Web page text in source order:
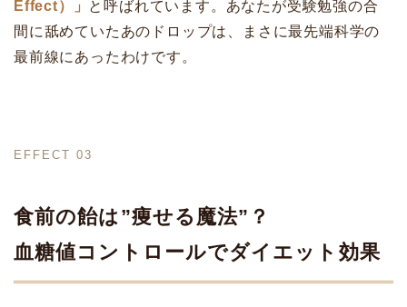
Effect）」 と呼ばれています。あなたが受験勉強の合
間に舐めていたあのドロップは、まさに最先端科学の
最前線にあったわけです。
EFFECT 03
食前の飴は”痩せる魔法”？
血糖値コントロールでダイエット効果